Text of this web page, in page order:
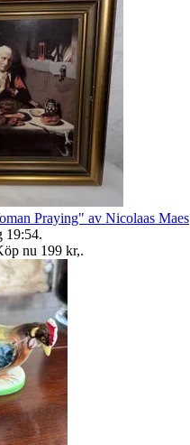
Praying" av Nicolaas Maes
19:54.
nu 199 kr,.